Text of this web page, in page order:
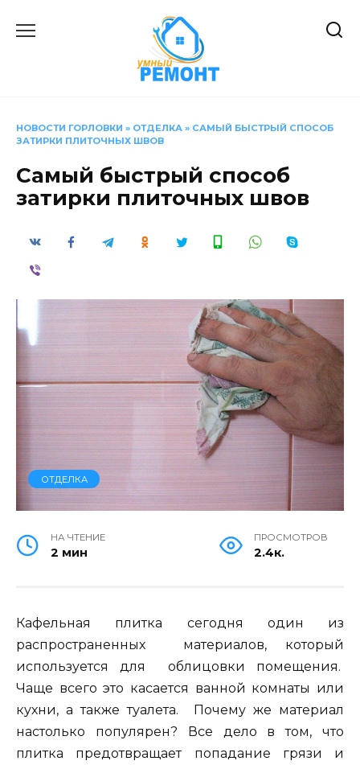
НОВОСТИ ГОРЛОВКИ » ОТДЕЛКА » САМЫЙ БЫСТРЫЙ СПОСОБ
ЗАТИРКИ ПЛИТОЧНЫХ ШВОВ
Самый быстрый способ
затирки плиточных швов
ОТДЕЛКА
НА ЧТЕНИЕ
2 мин
ПРОСМОТРОВ
2.4к.
Кафельная плитка сегодня один из
распространенных материалов, который
используется для облицовки помещения.
Чаще всего это касается ванной комнаты или
кухни, а также туалета. Почему же материал
настолько популярен? Все дело в том, что
плитка предотвращает попадание грязи и